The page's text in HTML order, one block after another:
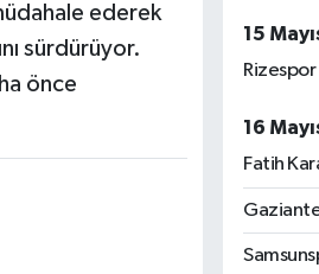
ederek
sürdürüyor.
önce
15
16
Fatih